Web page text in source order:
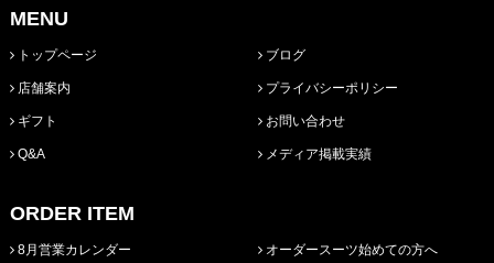
MENU
トップページ
店舗案内
ギフト
Q&A
ブログ
プライバシーポリシー
お問い合わせ
メディア掲載実績
ORDER ITEM
8月営業カレンダー オーダースーツ始めての方へ